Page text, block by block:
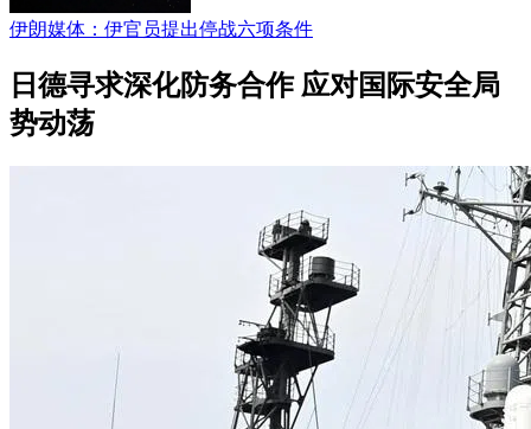
伊朗媒体：伊官员提出停战六项条件
日德寻求深化防务合作 应对国际安全局
势动荡